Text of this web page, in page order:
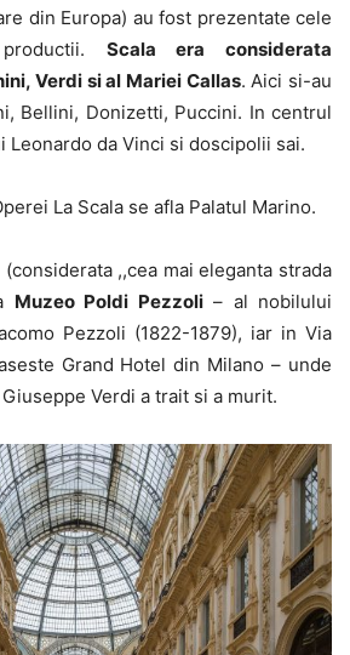
din Europa) au fost prezentate cele
Scala era considerata
Verdi si al Mariei Callas. Aici si-au
Bellini, Donizetti, Puccini. In centrul
Leonardo da Vinci si doscipolii sai.
La Scala se afla Palatul Marino.
(considerata ,,cea mai eleganta strada
Muzeo Poldi Pezzoli– al nobilului
Pezzoli (1822-1879), iar in Via
Grand Hotel din Milano – unde
Verdi a trait si a murit.